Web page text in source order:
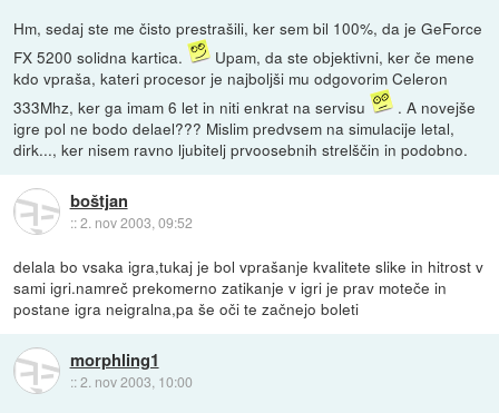
Hm, sedaj ste me čisto prestrašili, ker sem bil 100%, da je GeForce
FX 5200 solidna kartica.
Upam, da ste objektivni, ker če mene
kdo vpraša, kateri procesor je najboljši mu odgovorim Celeron
333Mhz, ker ga imam 6 let in niti enkrat na servisu
. A novejše
igre pol ne bodo delael??? Mislim predvsem na simulacije letal,
dirk..., ker nisem ravno ljubitelj prvoosebnih strelščin in podobno.
boštjan
::2. nov 2003, 09:52
delala bo vsaka igra,tukaj je bol vprašanje kvalitete slike in hitrost v
sami igri.namreč prekomerno zatikanje v igri je prav moteče in
postane igra neigralna,pa še oči te začnejo boleti
morphling1
::2. nov 2003, 10:00